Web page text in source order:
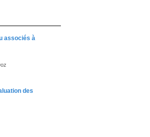
associés à
des